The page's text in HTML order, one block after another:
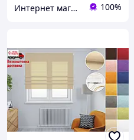
Интернет магазин штор Танова 100%